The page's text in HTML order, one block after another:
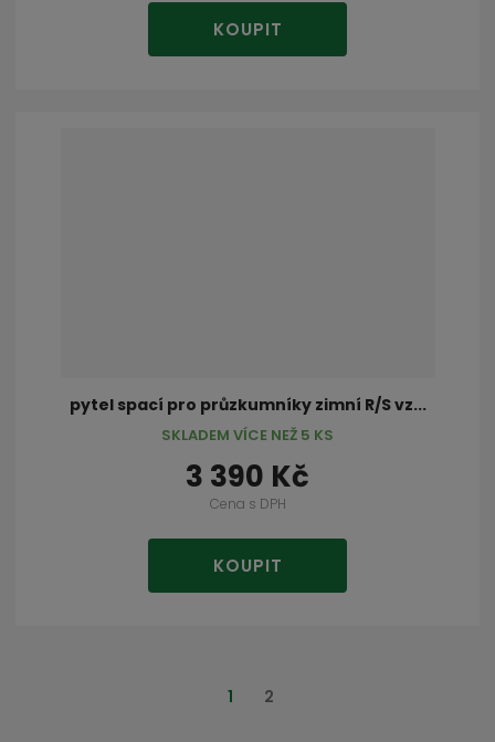
KOUPIT
pytel spací pro průzkumníky zimní R/S vz...
3 390 Kč
Cena s DPH
KOUPIT
SKLADEM VÍCE NEŽ 5 KS
1 2